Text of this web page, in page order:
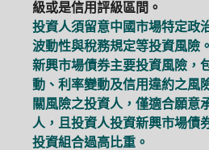
級或是信用評級區間。
投資人須留意中國市場特定政
波動性與稅務規定等投資風險。
新興市場債券主要投資風險，
動、利率變動及信用違約之風
關風險之投資人，僅適合願意
人，且投資人投資新興市場債
投資組合過高比重。